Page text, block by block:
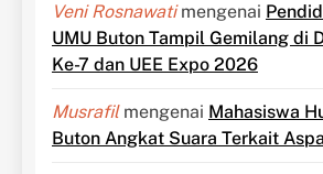
Veni Rosnawatimengenai
UMU Buton Tampil Gemilang di
Ke-7 dan UEE Expo 2026
Musrafilmengenai Mahasiswa
Buton Angkat Suara Terkait